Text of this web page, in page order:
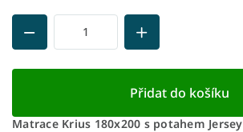
Přidat do košíku
Matrace Krius 180x200 s potahem Jersey